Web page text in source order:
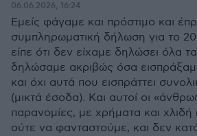
06.06.2026, 16:24
Εμείς φάγαμε και πρόστιμο και
συμπληρωματική δήλωση για το
είπε ότι δεν είχαμε δηλώσει όλα
δηλώσαμε ακριβώς όσα
και όχι αυτά που εισπράττει
(μικτά έσοδα). Και αυτοί οι
παρανομίες, με χρήματα και
ούτε να φανταστούμε, και δεν